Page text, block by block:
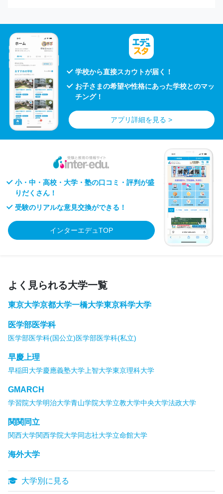
学校から直接スカウトが届く！
お子さまの希望や性格にあった学校とのマッ
チング！
アプリ詳細を見る >
小・中・高校・大学・塾の口コミ・評判が盛
りだくさん！
受験のリアルな意見交換ができる！
インターエデュTOP
よく見られる大学一覧
東京大学京都大学一橋大学東京科学大学
医学部医学科
医学部医学科(国公立)医学部医学科(私立)
早慶上理
早稲田大学慶應義塾大学 上智大学東京理科大学
GMARCH
学習院大学明治大学青山学院大学立教大学中央大学法政大学
関関同立
関西大学関西学院大学同志社大学立命館大学
海外大学
大学別に見る